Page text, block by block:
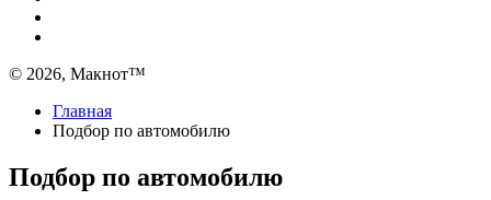
© 2026, Макнот™
Главная
Подбор по автомобилю
Подбор по автомобилю